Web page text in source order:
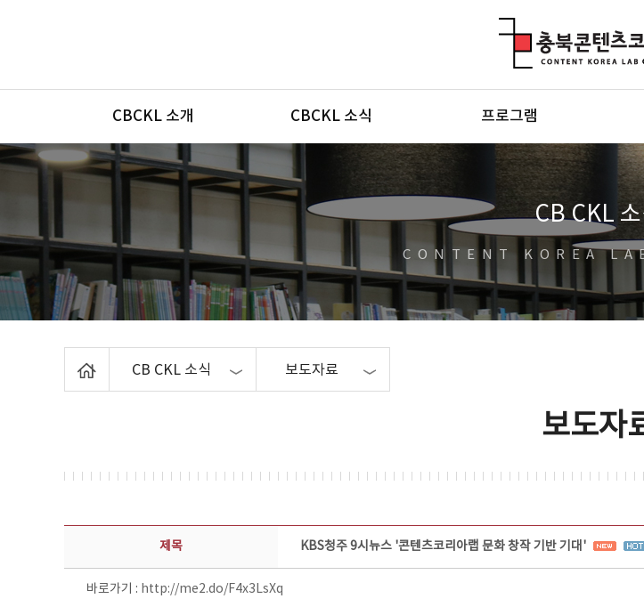
메뉴
CBCKL 소개 CBCKL 소식 프로그램
CB CKL 소
CONTENT KOREA
CB CKL 소식 보도자료
보도자
보도자료 상세보기 - 제목, 담당부서, 담당자, 담당연락처, 내용, 첨부파일 정보 제공
제목 KBS청주 9시뉴스 '콘텐츠코리아랩 문화 창작 기반 기대'
바로가기 : http://me2.do/F4x3LsXq